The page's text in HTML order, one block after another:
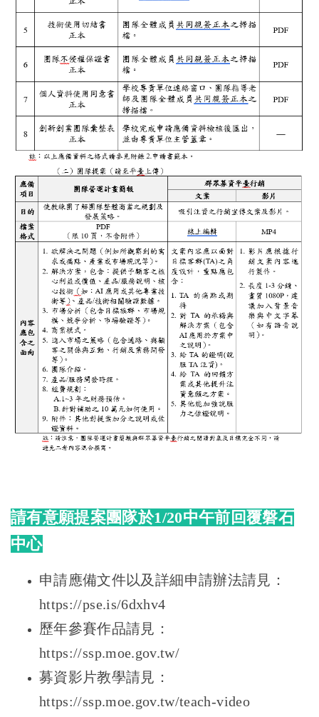
請有意願提案團隊於1/20中午前回覆磐石
中心
申請應備文件以及詳細申請辦法請見：
https://pse.is/6dxhv4
歷年參賽作品請見：
https://ssp.moe.gov.tw/
募資影片教學請見：
https://ssp.moe.gov.tw/teach-video